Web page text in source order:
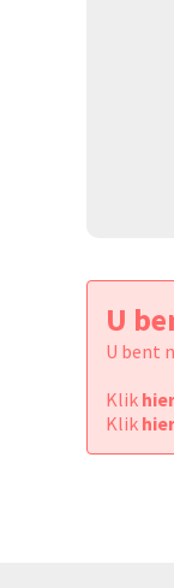
U
U bent
Klik hier
Klik hier